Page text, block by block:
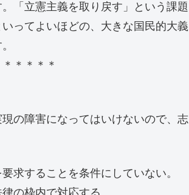
「立憲主義を取り戻す」という課題
ってよいほどの、大きな国民的大義
＊＊＊＊
の障害になってはいけないので、志
求することを条件にしていない。
の枠内で対応する、